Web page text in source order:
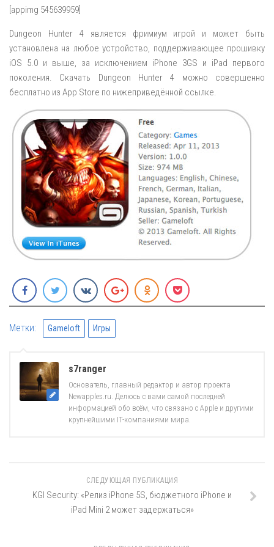
[appimg 545639959]
Dungeon Hunter 4 является фримиум игрой и может быть
установлена на любое устройство, поддерживающее прошивку
iOS 5.0 и выше, за исключением iPhone 3GS и iPad первого
поколения. Скачать Dungeon Hunter 4 можно совершенно
бесплатно из App Store по нижеприведённой ссылке.
Метки: Gameloft Игры
s7ranger
Основатель, главный редактор и автор проекта
Newapples.ru. Делюсь с вами самой последней
информацией обо всём, что связано с Apple и другими
крупнейшими IT-компаниями мира.
СЛЕДУЮЩАЯ ПУБЛИКАЦИЯ
KGI Security: «Релиз iPhone 5S, бюджетного iPhone и
iPad Mini 2 может задержаться»